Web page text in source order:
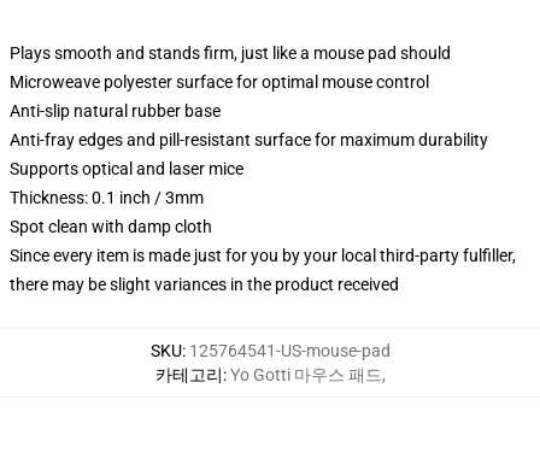
Plays smooth and stands firm, just like a mouse pad should
Microweave polyester surface for optimal mouse control
Anti-slip natural rubber base
Anti-fray edges and pill-resistant surface for maximum durability
Supports optical and laser mice
Thickness: 0.1 inch / 3mm
Spot clean with damp cloth
Since every item is made just for you by your local third-party fulfiller,
there may be slight variances in the product received
SKU: 125764541-US-mouse-pad
카테고리:Yo Gotti 마우스 패드,